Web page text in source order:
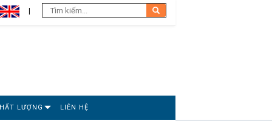
LƯỢNG LIÊN HỆ